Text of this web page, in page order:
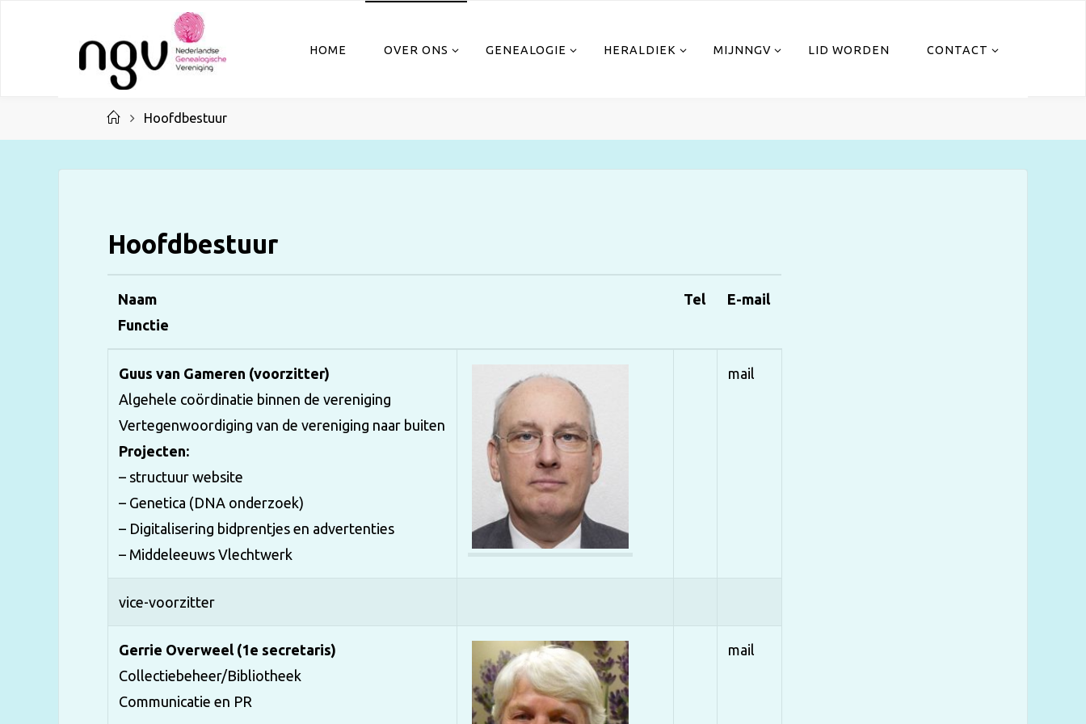
HOME OVER ONS GENEALOGIE HERALDIEK MIJNNGV LID WORDEN CONTACT
HomeHoofdbestuur
Hoofdbestuur
Naam
Functie
Tel E-mail
Guus van Gameren (voorzitter)
Algehele coördinatie binnen de vereniging
Vertegenwoordiging van de vereniging naar buiten
Projecten:
– structuur website
– Genetica (DNA onderzoek)
– Digitalisering bidprentjes en advertenties
– Middeleeuws Vlechtwerk
mail
vice-voorzitter
Gerrie Overweel (1e secretaris)
Collectiebeheer/Bibliotheek
Communicatie en PR
mail